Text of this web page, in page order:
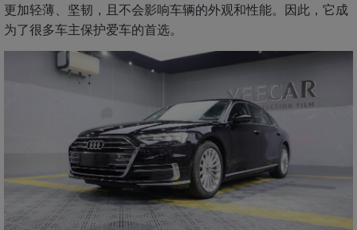
更加轻薄、坚韧，且不会影响车辆的外观和性能。因此，它成
为了很多车主保护爱车的首选。